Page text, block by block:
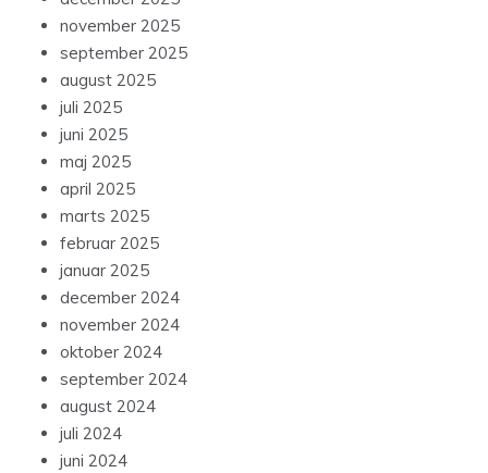
november 2025
september 2025
august 2025
juli 2025
juni 2025
maj 2025
april 2025
marts 2025
februar 2025
januar 2025
december 2024
november 2024
oktober 2024
september 2024
august 2024
juli 2024
juni 2024